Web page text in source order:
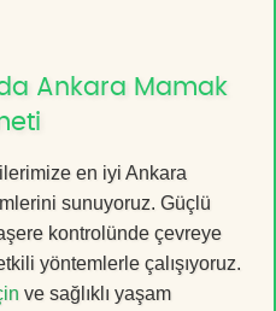
Ankara Mamak
en iyi Ankara
sunuyoruz. Güçlü
kontrolünde çevreye
yöntemlerle çalışıyoruz.
ve sağlıklı yaşam